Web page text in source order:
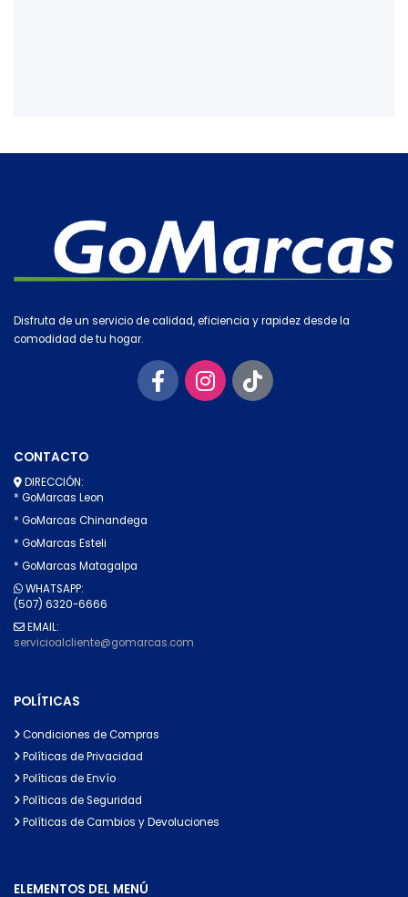
Disfruta de un servicio de calidad, eficiencia y rapidez desde la
comodidad de tu hogar.
CONTACTO
DIRECCIÓN:
* GoMarcas Leon
* GoMarcas Chinandega
* GoMarcas Esteli
* GoMarcas Matagalpa
WHATSAPP:
(507) 6320-6666
EMAIL:
servicioalcliente@gomarcas.com
POLÍTICAS
Condiciones de Compras
Políticas de Privacidad
Políticas de Envío
Políticas de Seguridad
Políticas de Cambios y Devoluciones
ELEMENTOS DEL MENÚ